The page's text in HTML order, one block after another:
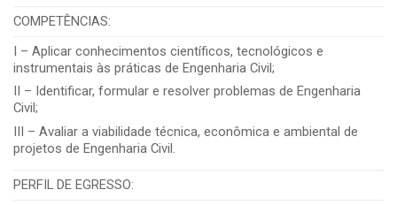
COMPETÊNCIAS:
I – Aplicar conhecimentos científicos, tecnológicos e
instrumentais às práticas de Engenharia Civil;
II – Identificar, formular e resolver problemas de Engenharia
Civil;
III – Avaliar a viabilidade técnica, econômica e ambiental de
projetos de Engenharia Civil.
PERFIL DE EGRESSO: